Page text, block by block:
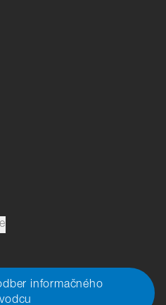
informačného